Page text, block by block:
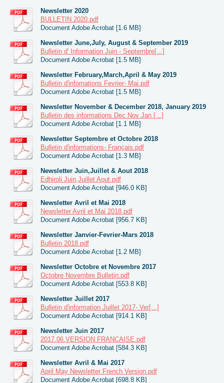
Newsletter 2020
BULLETIN 2020.pdf
Document Adobe Acrobat [1.6 MB]
Newsletter June,July, August & September 2019
Bulletin d' Information Juin - Septembre[...]
Document Adobe Acrobat [1.5 MB]
Newsletter February,March,April & May 2019
Bulletin d'infomations Fevrier- Mai.pdf
Document Adobe Acrobat [1.5 MB]
Newsletter November & December 2018, January 2019
Bulletin des informations Dec Nov Jan [...]
Document Adobe Acrobat [1.1 MB]
Newsletter Septembre et Octobre 2018
Bulletin d'informations- Français.pdf
Document Adobe Acrobat [1.3 MB]
Newsletter Juin,Juillet & Aout 2018
Edhiroli Juin,Juillet Aout.pdf
Document Adobe Acrobat [946.0 KB]
Newsletter Avril et Mai 2018
Newsletter Avril et Mai 2018.pdf
Document Adobe Acrobat [956.7 KB]
Newsletter Janvier-Fevrier-Mars 2018
Bulletin 2018.pdf
Document Adobe Acrobat [1.2 MB]
Newsletter Octobre et Novembre 2017
Octobre Novembre Bulletin.pdf
Document Adobe Acrobat [553.8 KB]
Newsletter Juillet 2017
Bulletin d'information Juillet 2017- Ver[...]
Document Adobe Acrobat [914.1 KB]
Newsletter Juin 2017
2017.06.VERSION FRANCAISE.pdf
Document Adobe Acrobat [584.3 KB]
Newsletter Avril & Mai 2017
April May Newsletter French Version.pdf
Document Adobe Acrobat [698.8 KB]